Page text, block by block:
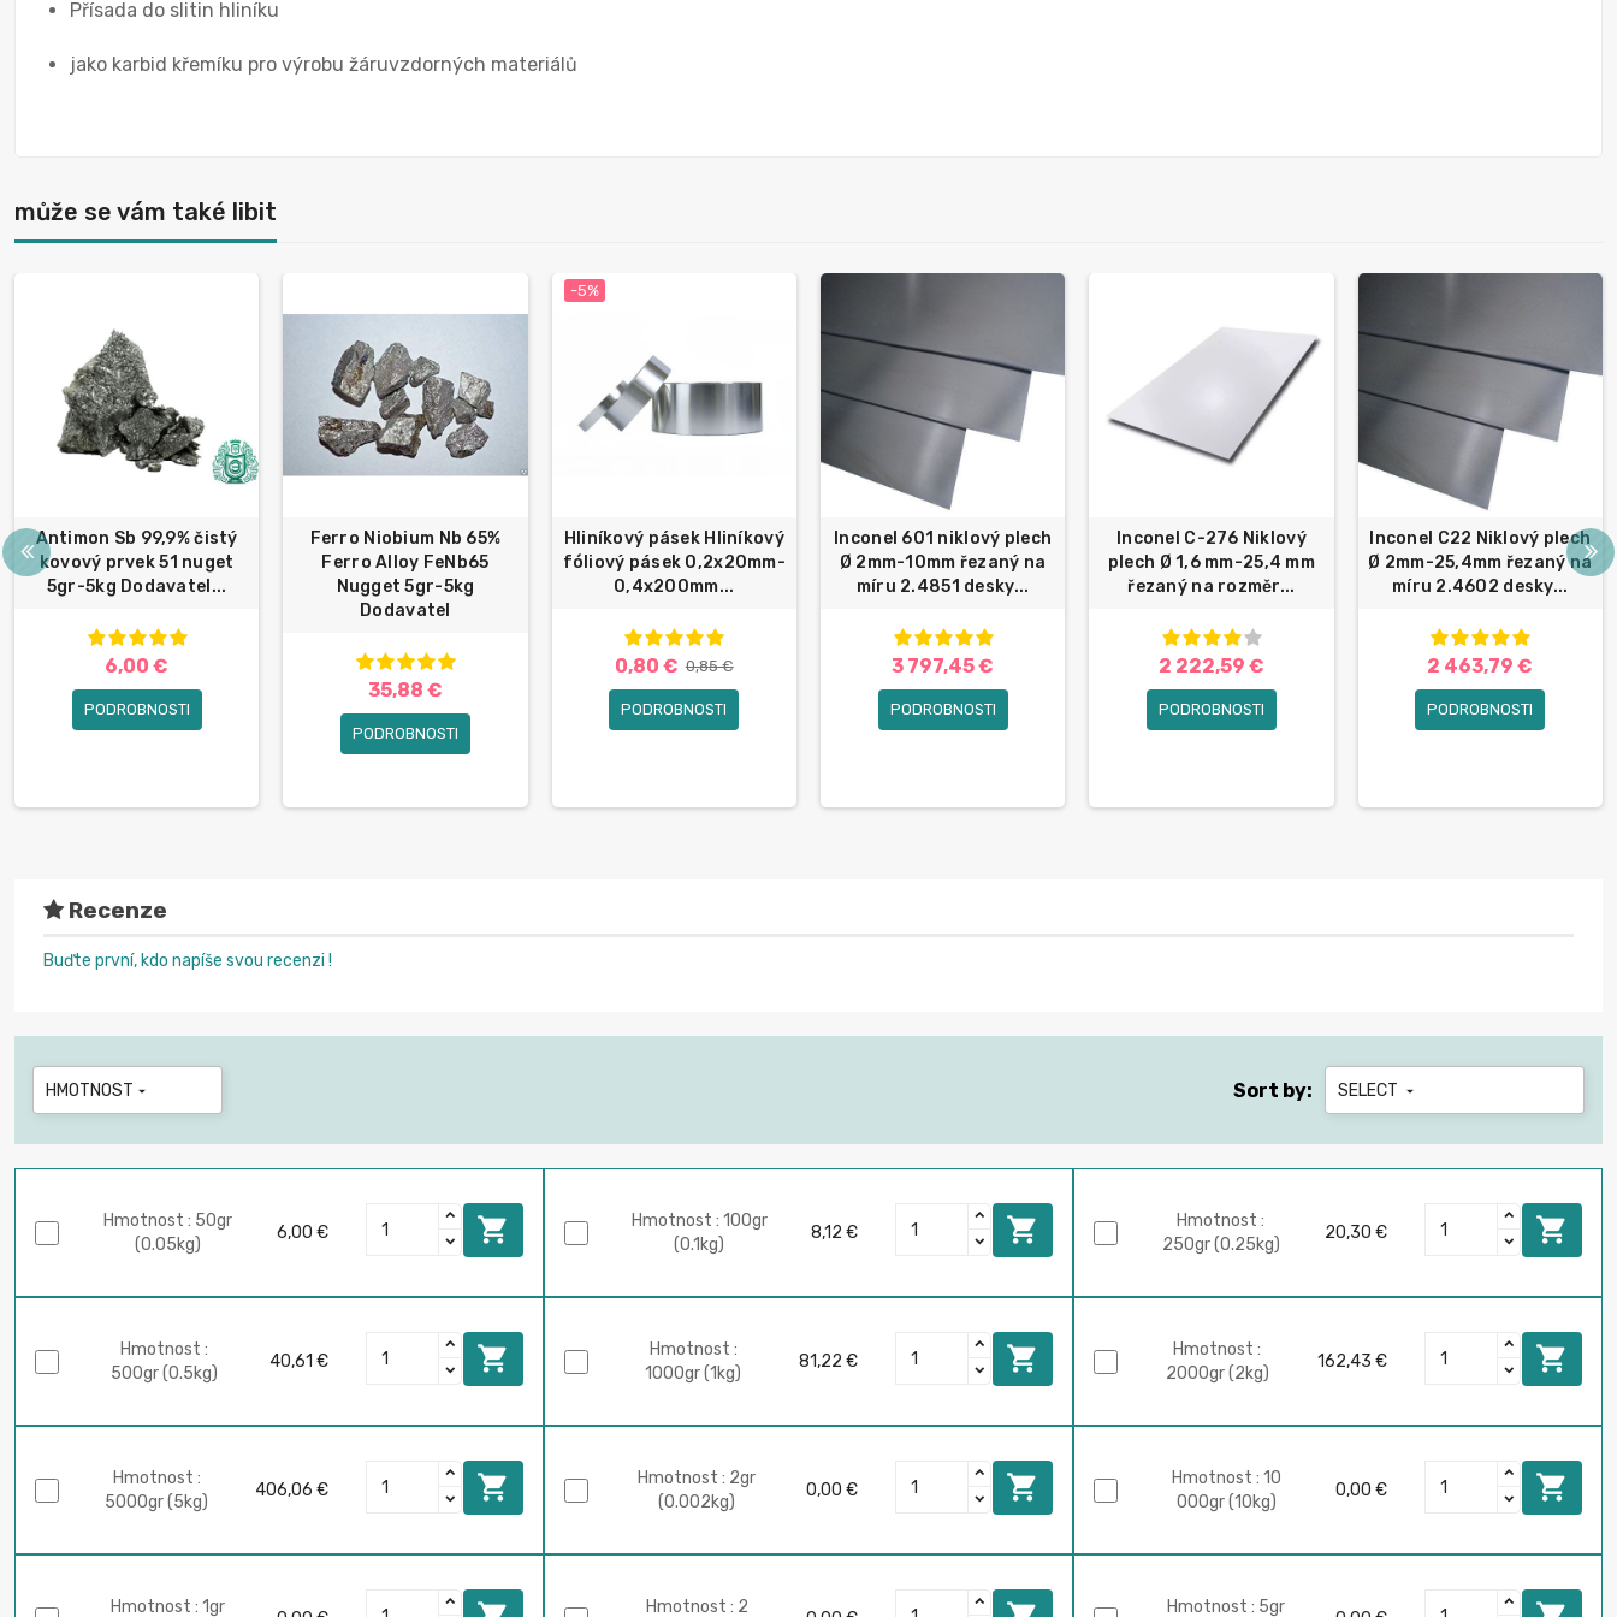
Přísada do slitin hliníku
jako karbid křemíku pro výrobu žáruvzdorných materiálů
může se vám také libit
Antimon Sb 99,9% čistý
kovový prvek 51 nuget
5gr-5kg Dodavatel...
6,00 €
PODROBNOSTI
Ferro Niobium Nb 65%
Ferro Alloy FeNb65
Nugget 5gr-5kg
Dodavatel
35,88 €
PODROBNOSTI
-5%
Hliníkový pásek Hliníkový
fóliový pásek 0,2x20mm-
0,4x200mm...
0,80 € 0,85 €
PODROBNOSTI
Inconel 601 niklový plech
Ø 2mm-10mm řezaný na
míru 2.4851 desky...
3 797,45 €
PODROBNOSTI
Inconel C-276 Niklový
plech Ø 1,6 mm-25,4 mm
řezaný na rozměr...
2 222,59 €
PODROBNOSTI
Inconel C22 Niklový plech
Ø 2mm-25,4mm řezaný na
míru 2.4602 desky...
2 463,79 €
PODROBNOSTI
Recenze
Buďte první, kdo napíše svou recenzi !
HMOTNOST  Sort by: SELECT 
Hmotnost : 50gr
(0.05kg)
6,00 € 
Hmotnost : 100gr
(0.1kg)
8,12 € 
Hmotnost :
250gr (0.25kg)
20,30 € 
Hmotnost :
500gr (0.5kg)
40,61 € 
Hmotnost :
1000gr (1kg)
81,22 € 
Hmotnost :
2000gr (2kg)
162,43 € 
Hmotnost :
5000gr (5kg)
406,06 € 
Hmotnost : 2gr
(0.002kg)
0,00 € 
Hmotnost : 10
000gr (10kg)
0,00 € 
Hmotnost : 1gr Hmotnost : 2 Hmotnost : 5gr